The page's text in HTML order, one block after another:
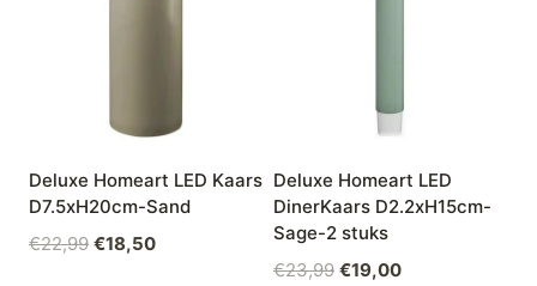
Deluxe Homeart LED Kaars
D7.5xH20cm-Sand
€22,99 Oorspronkelijke
€18,50Huidige
Deluxe Homeart LED
DinerKaars D2.2xH15cm-
Sage-2 stuks
€23,99 Oorspronkelijke
€19,00Huidige